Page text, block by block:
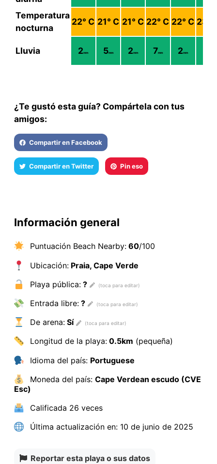
Temperatura
nocturna
22° C 21° C 21° C 22° C 22° C 23
Lluvia 2mm 5mm 2mm 7mm 2mm
¿Te gustó esta guía? Compártela con tus
amigos:
Compartir en Facebook
Compartir en Twitter Pin eso
Información general
Puntuación Beach Nearby:60/100
Ubicación:Praia, Cape Verde
Playa pública:?
Entrada libre:?
De arena:Sí
Longitud de la playa:0.5km (pequeña)
Idioma del país: Portuguese
Moneda del país: Cape Verdean escudo (CVE
Esc)
Calificada 26 veces
Última actualización en:10 de junio de 2025
Reportar esta playa o sus datos